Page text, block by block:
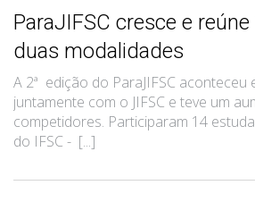
ParaJIFSC cresce e
duas modalidades
A 2ª edição do ParaJIFSC aconteceu
juntamente com o JIFSC e teve um
competidores. Participaram 14
do IFSC - [...]